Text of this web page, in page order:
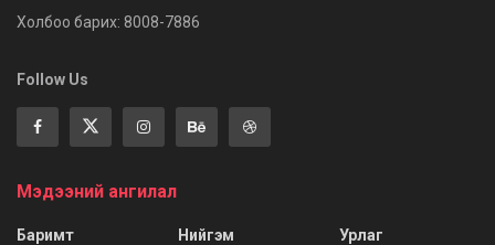
Холбоо барих: 8008-7886
Follow Us
Мэдээний ангилал
Баримт
Нийгэм
Урлаг